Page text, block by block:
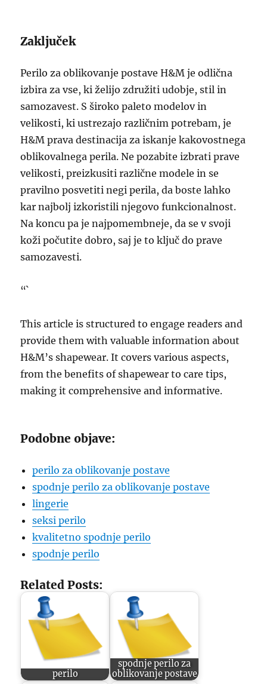
Zaključek
Perilo za oblikovanje postave H&M je odlična
izbira za vse, ki želijo združiti udobje, stil in
samozavest. S široko paleto modelov in
velikosti, ki ustrezajo različnim potrebam, je
H&M prava destinacija za iskanje kakovostnega
oblikovalnega perila. Ne pozabite izbrati prave
velikosti, preizkusiti različne modele in se
pravilno posvetiti negi perila, da boste lahko
kar najbolj izkoristili njegovo funkcionalnost.
Na koncu pa je najpomembneje, da se v svoji
koži počutite dobro, saj je to ključ do prave
samozavesti.
“`
This article is structured to engage readers and
provide them with valuable information about
H&M’s shapewear. It covers various aspects,
from the benefits of shapewear to care tips,
making it comprehensive and informative.
Podobne objave:
perilo za oblikovanje postave
spodnje perilo za oblikovanje postave
lingerie
seksi perilo
kvalitetno spodnje perilo
spodnje perilo
Related Posts:
perilo
spodnje perilo za
oblikovanje postave